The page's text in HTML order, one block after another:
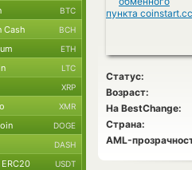
Статус:
Возраст:
На BestChange:
Страна:
AML-
BTC
Cash BCH
ETH
LTC
XRP
XMR
DOGE
DASH
USDT